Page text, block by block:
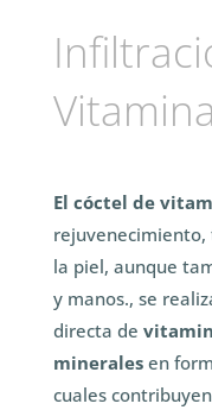
El cóctel de
la piel, aunque
y manos., se
directa de
mineralesen
cuales